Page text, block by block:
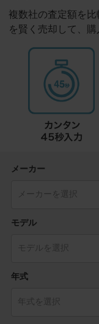
複数社の査定額を
を賢く売却して、
メーカー
モデル
年式